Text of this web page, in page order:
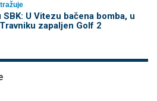
SBK: U Vitezu bačena bomba, u
zapaljen Golf 2